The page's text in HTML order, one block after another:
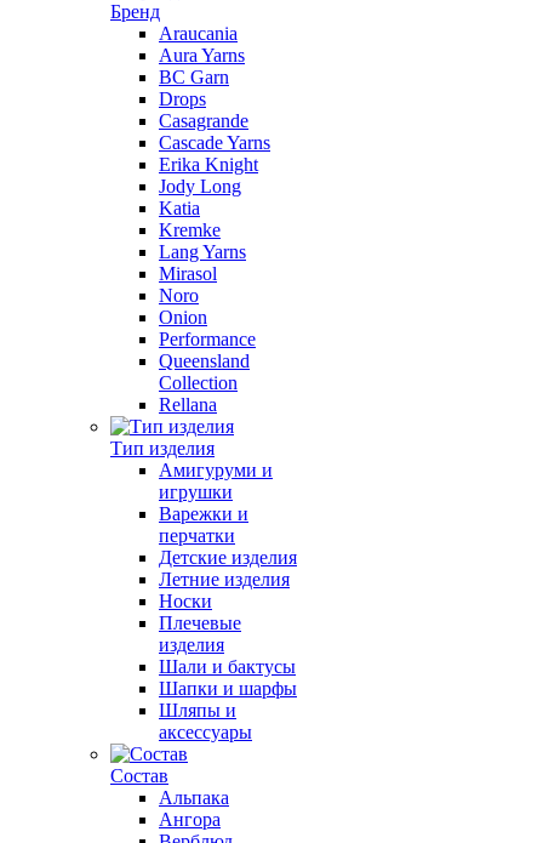
Бренд
Araucania
Aura Yarns
BC Garn
Drops
Casagrande
Cascade Yarns
Erika Knight
Jody Long
Katia
Kremke
Lang Yarns
Mirasol
Noro
Onion
Performance
Queensland
Collection
Rellana
Тип изделия
Амигуруми и
игрушки
Варежки и
перчатки
Детские изделия
Летние изделия
Носки
Плечевые
изделия
Шали и бактусы
Шапки и шарфы
Шляпы и
аксессуары
Состав
Альпака
Ангора